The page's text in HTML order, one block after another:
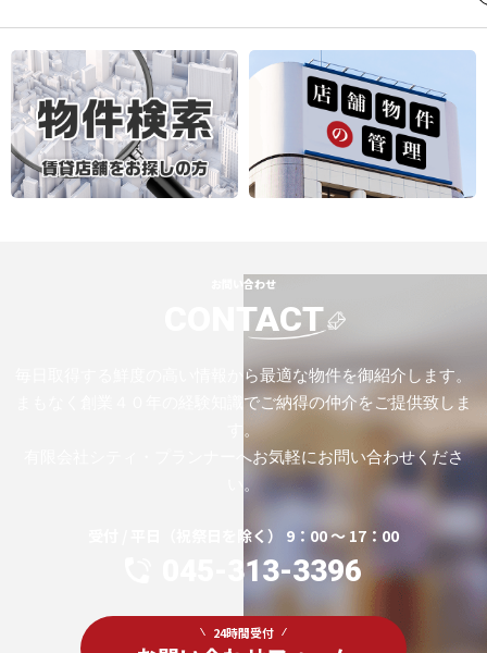
お問い合わせ
CONTACT
毎日取得する鮮度の高い情報から最適な物件を御紹介します。
まもなく創業４０年の経験知識でご納得の仲介をご提供致しま
す。
有限会社シティ・プランナーへお気軽にお問い合わせくださ
い。
受付 / 平日（祝祭日を除く） 9：00 ～ 17：00
045-313-3396
24時間受付